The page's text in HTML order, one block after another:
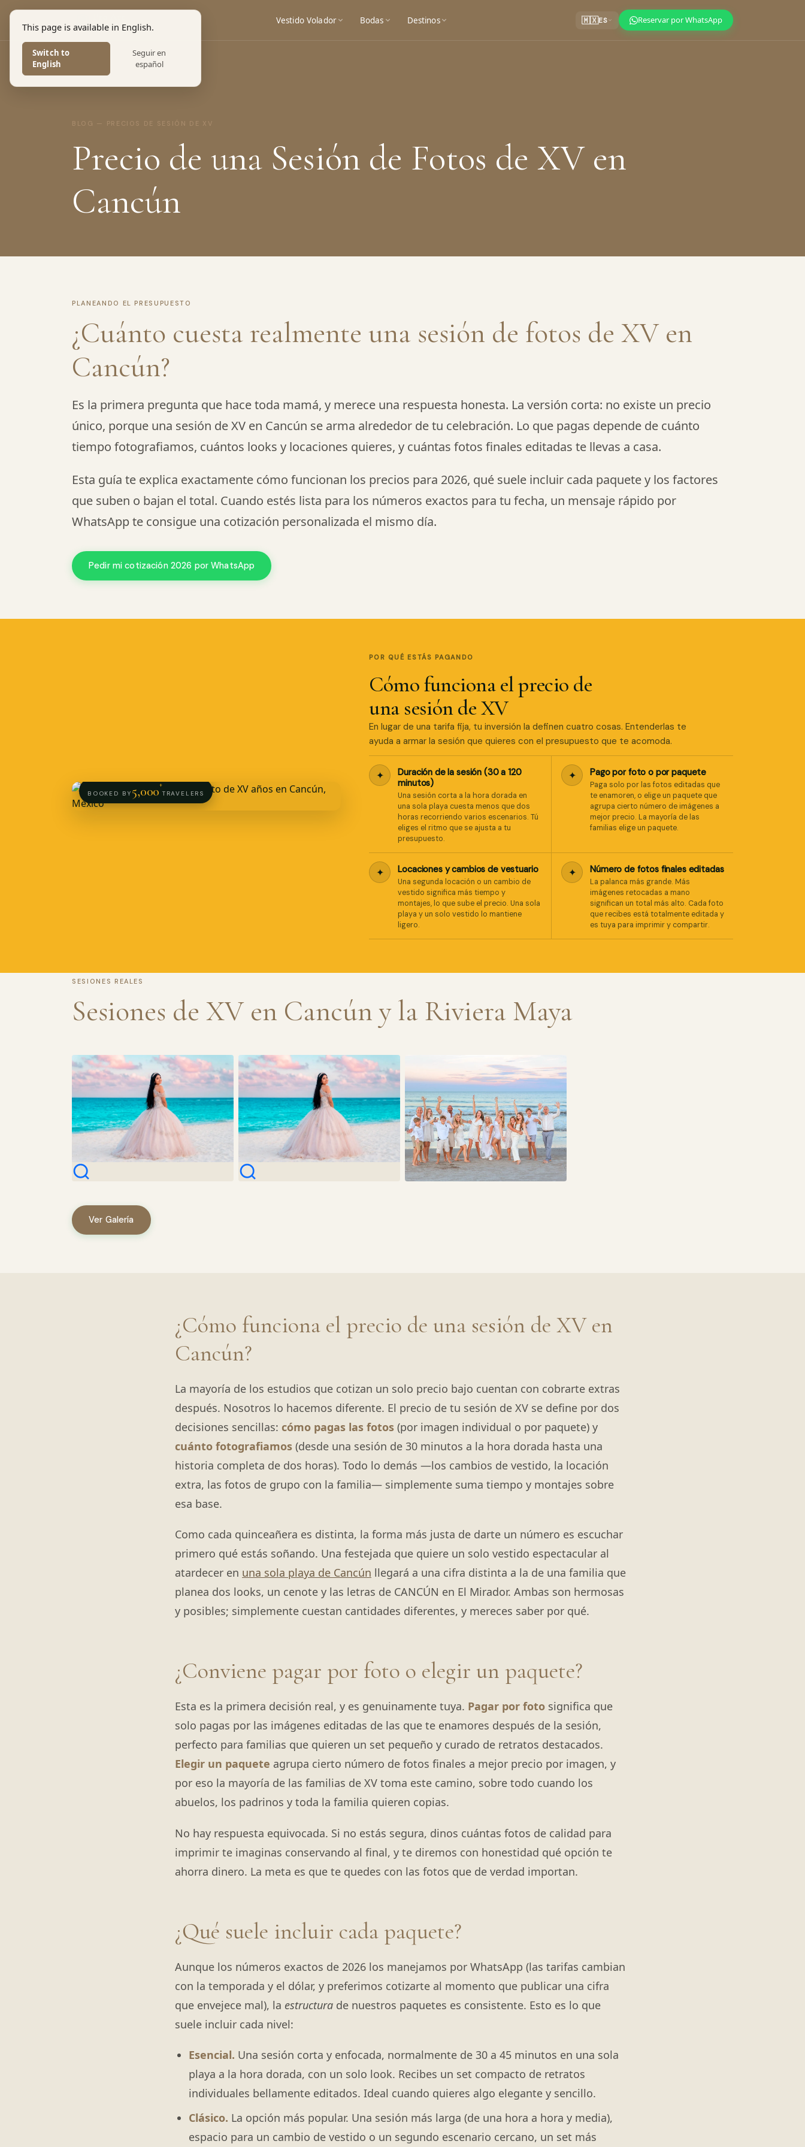
This page is available in English.
Switch to
English
Seguir en
español
PHOTOGRAPHERS
Vestido Volador Bodas Destinos 🇲🇽ES Reservar por WhatsApp
BLOG — PRECIOS DE SESIÓN DE XV
Precio de una Sesión de Fotos de XV en
Cancún
PLANEANDO EL PRESUPUESTO
¿Cuánto cuesta realmente una sesión de fotos de XV en
Cancún?
Es la primera pregunta que hace toda mamá, y merece una respuesta honesta. La versión corta: no existe un precio
único, porque una sesión de XV en Cancún se arma alrededor de tu celebración. Lo que pagas depende de cuánto
tiempo fotografiamos, cuántos looks y locaciones quieres, y cuántas fotos finales editadas te llevas a casa.
Esta guía te explica exactamente cómo funcionan los precios para 2026, qué suele incluir cada paquete y los factores
que suben o bajan el total. Cuando estés lista para los números exactos para tu fecha, un mensaje rápido por
WhatsApp te consigue una cotización personalizada el mismo día.
Pedir mi cotización 2026 por WhatsApp
BOOKED BY 5,000+
TRAVELERS
POR QUÉ ESTÁS PAGANDO
Cómo funciona el precio de
una sesión de XV
En lugar de una tarifa fija, tu inversión la definen cuatro cosas. Entenderlas te
ayuda a armar la sesión que quieres con el presupuesto que te acomoda.
✦
Duración de la sesión (30 a 120
minutos)
Una sesión corta a la hora dorada en
una sola playa cuesta menos que dos
horas recorriendo varios escenarios. Tú
eliges el ritmo que se ajusta a tu
presupuesto.
✦ Pago por foto o por paquete
Paga solo por las fotos editadas que
te enamoren, o elige un paquete que
agrupa cierto número de imágenes a
mejor precio. La mayoría de las
familias elige un paquete.
✦ Locaciones y cambios de vestuario
Una segunda locación o un cambio de
vestido significa más tiempo y
montajes, lo que sube el precio. Una sola
playa y un solo vestido lo mantiene
ligero.
✦ Número de fotos finales editadas
La palanca más grande. Más
imágenes retocadas a mano
significan un total más alto. Cada foto
que recibes está totalmente editada y
es tuya para imprimir y compartir.
SESIONES REALES
Sesiones de XV en Cancún y la Riviera Maya
Ver Galería
¿Cómo funciona el precio de una sesión de XV en
Cancún?
La mayoría de los estudios que cotizan un solo precio bajo cuentan con cobrarte extras
después. Nosotros lo hacemos diferente. El precio de tu sesión de XV se define por dos
decisiones sencillas: cómo pagas las fotos (por imagen individual o por paquete) y
cuánto fotografiamos (desde una sesión de 30 minutos a la hora dorada hasta una
historia completa de dos horas). Todo lo demás —los cambios de vestido, la locación
extra, las fotos de grupo con la familia— simplemente suma tiempo y montajes sobre
esa base.
Como cada quinceañera es distinta, la forma más justa de darte un número es escuchar
primero qué estás soñando. Una festejada que quiere un solo vestido espectacular al
atardecer en una sola playa de Cancún llegará a una cifra distinta a la de una familia que
planea dos looks, un cenote y las letras de CANCÚN en El Mirador. Ambas son hermosas
y posibles; simplemente cuestan cantidades diferentes, y mereces saber por qué.
¿Conviene pagar por foto o elegir un paquete?
Esta es la primera decisión real, y es genuinamente tuya. Pagar por foto significa que
solo pagas por las imágenes editadas de las que te enamores después de la sesión,
perfecto para familias que quieren un set pequeño y curado de retratos destacados.
Elegir un paquete agrupa cierto número de fotos finales a mejor precio por imagen, y
por eso la mayoría de las familias de XV toma este camino, sobre todo cuando los
abuelos, los padrinos y toda la familia quieren copias.
No hay respuesta equivocada. Si no estás segura, dinos cuántas fotos de calidad para
imprimir te imaginas conservando al final, y te diremos con honestidad qué opción te
ahorra dinero. La meta es que te quedes con las fotos que de verdad importan.
¿Qué suele incluir cada paquete?
Aunque los números exactos de 2026 los manejamos por WhatsApp (las tarifas cambian
con la temporada y el dólar, y preferimos cotizarte al momento que publicar una cifra
que envejece mal), la estructura de nuestros paquetes es consistente. Esto es lo que
suele incluir cada nivel:
Esencial. Una sesión corta y enfocada, normalmente de 30 a 45 minutos en una sola
playa a la hora dorada, con un solo look. Recibes un set compacto de retratos
individuales bellamente editados. Ideal cuando quieres algo elegante y sencillo.
Clásico. La opción más popular. Una sesión más larga (de una hora a hora y media),
espacio para un cambio de vestido o un segundo escenario cercano, un set más